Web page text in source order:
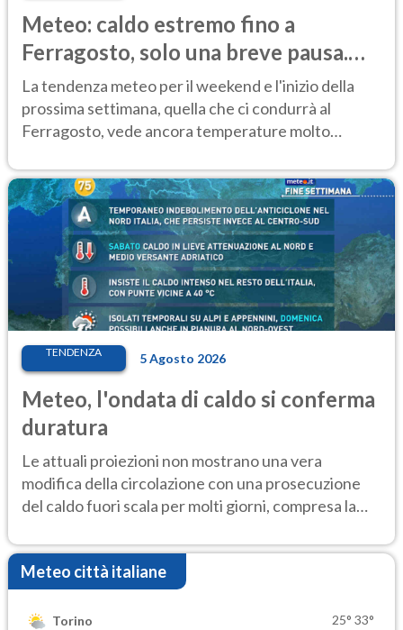
Meteo: caldo estremo fino a
Ferragosto, solo una breve pausa.
Ecco dove
La tendenza meteo per il weekend e l'inizio della
prossima settimana, quella che ci condurrà al
Ferragosto, vede ancora temperature molto
TENDENZA 5 Agosto 2026
Meteo, l'ondata di caldo si conferma
duratura
Le attuali proiezioni non mostrano una vera
modifica della circolazione con una prosecuzione
del caldo fuori scala per molti giorni, compresa la
Meteo città italiane
Torino 25° 33°